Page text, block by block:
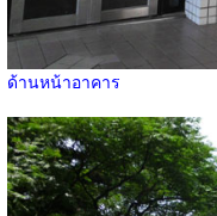
ด้านหน้าอาคาร